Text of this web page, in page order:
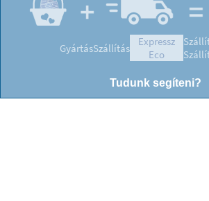
GyártásSzállítás
expressz
eco
Tudunk segíteni?